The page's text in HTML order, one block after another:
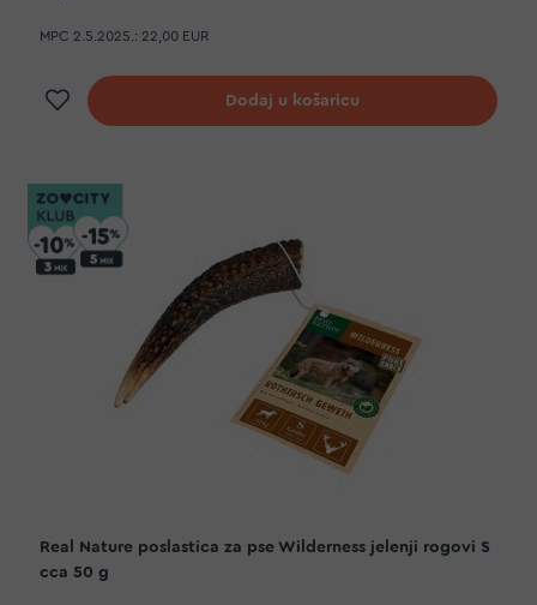
MPC 2.5.2025.: 22,00 EUR
Dodaj na listu želja
Dodaj u košaricu
Real Nature poslastica za pse Wilderness jelenji rogovi S
cca 50 g